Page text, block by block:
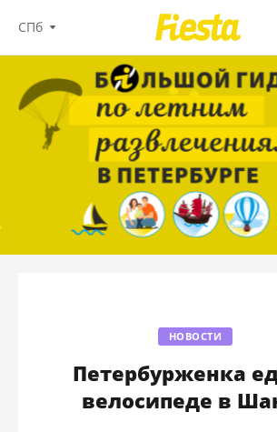
СПб
НОВОСТИ
Петербурженка
велосипеде в